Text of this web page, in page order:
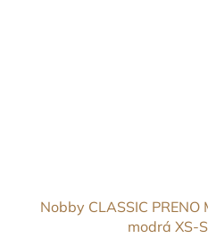
Nobby CLASSIC
modrá XS-